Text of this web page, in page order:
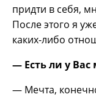
придти в себя,
После этого я
каких-либо
— Есть ли у Вас
— Мечта,